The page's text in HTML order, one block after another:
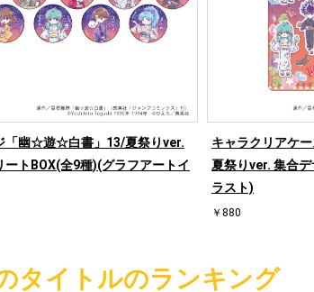
「幽☆遊☆白書」13/夏祭りver.
ートBOX(全9種)(グラフアートイ
キャラクリアケ
夏祭りver. 集合
ラスト)
￥880
タイトルのランキング